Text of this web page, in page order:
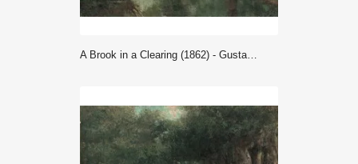
A Brook in a Clearing (1862) - Gustave Courbet